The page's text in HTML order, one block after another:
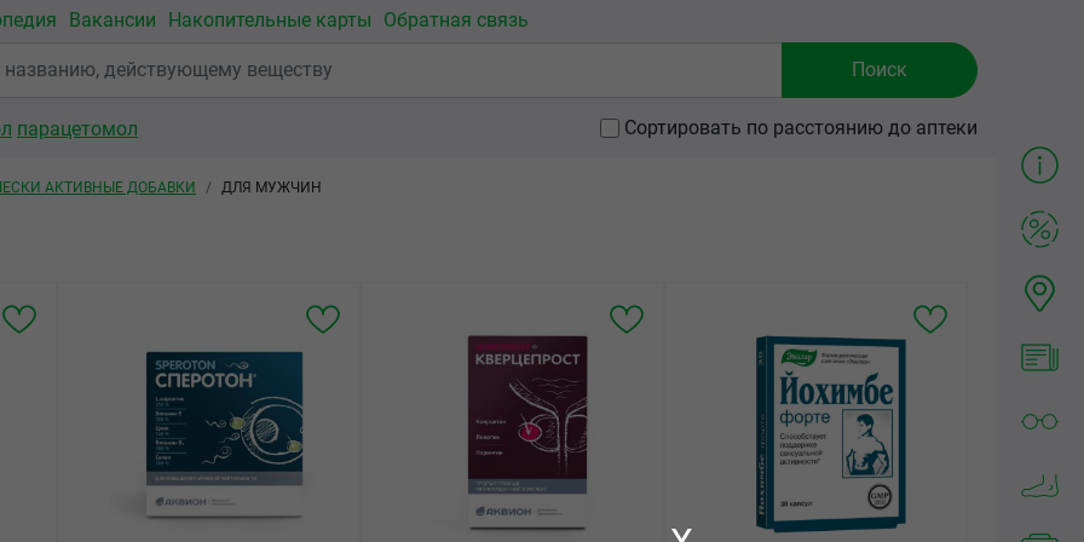
Вакансии Накопительные карты Обратная связь
парацетомол Сортировать по расстоянию до аптеки
АКТИВНЫЕ ДОБАВКИ ДЛЯ МУЖЧИН